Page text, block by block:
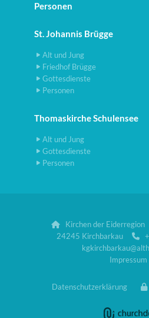
Personen
St. Johannis Brügge
Alt und Jung
Friedhof Brügge
Gottesdienste
Personen
Thomaskirche Schulensee
Alt und Jung
Gottesdienste
Personen

Kirchen der
24245 Kirchbarkau

Impressum
Datenschutzerklärung